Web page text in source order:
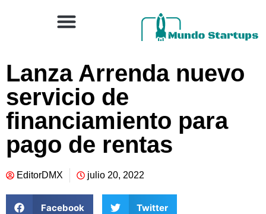
Lanza Arrenda nuevo
servicio de
financiamiento para
pago de rentas
EditorDMX julio 20, 2022
Facebook Twitter